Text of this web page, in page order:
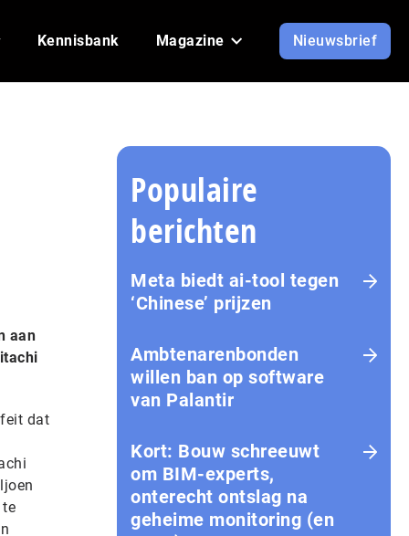
Kennisbank Magazine Nieuwsbrief
aan
dat
Populaire
berichten
Meta biedt ai-tool tegen
‘Chinese’ prijzen
Ambtenarenbonden
willen ban op software
van Palantir
Kort: Bouw schreeuwt
om BIM-experts,
onterecht ontslag na
geheime monitoring (en